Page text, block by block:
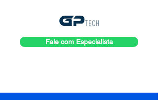
Fale com Especialista